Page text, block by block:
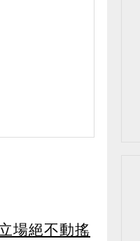
場絕不動搖